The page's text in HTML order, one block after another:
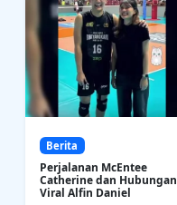
Berita
Perjalanan McEntee
Catherine dan Hubungan
Viral Alfin Daniel